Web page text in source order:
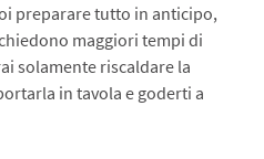
preparare tutto in anticipo,
maggiori tempi di
solamente riscaldare la
in tavola e goderti a